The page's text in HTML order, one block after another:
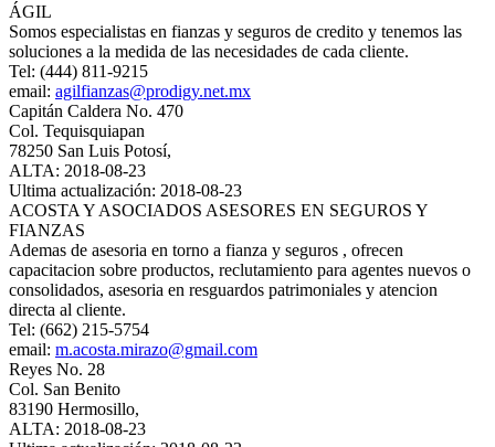
ÁGIL
Somos especialistas en fianzas y seguros de credito y tenemos las
soluciones a la medida de las necesidades de cada cliente.
Tel: (444) 811-9215
email: agilfianzas@prodigy.net.mx
Capitán Caldera No. 470
Col. Tequisquiapan
78250 San Luis Potosí,
ALTA: 2018-08-23
Ultima actualización: 2018-08-23
ACOSTA Y ASOCIADOS ASESORES EN SEGUROS Y
FIANZAS
Ademas de asesoria en torno a fianza y seguros , ofrecen
capacitacion sobre productos, reclutamiento para agentes nuevos o
consolidados, asesoria en resguardos patrimoniales y atencion
directa al cliente.
Tel: (662) 215-5754
email: m.acosta.mirazo@gmail.com
Reyes No. 28
Col. San Benito
83190 Hermosillo,
ALTA: 2018-08-23